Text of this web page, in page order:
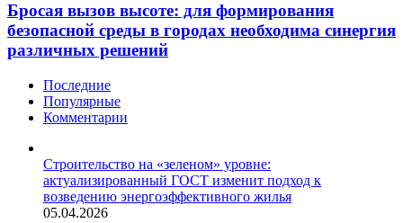
Бросая вызов высоте: для формирования
безопасной среды в городах необходима синергия
различных решений
Последние
Популярные
Комментарии
Строительство на «зеленом» уровне:
актуализированный ГОСТ изменит подход к
возведению энергоэффективного жилья
05.04.2026